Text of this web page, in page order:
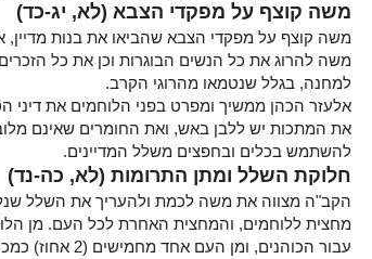
משה קוצף על מפקדי הצבא (לא, יג-כד)
משה קוצף על מפקדי הצבא שהביאו את בנות מדיין,
משה להרוג את כל הנשים הבוגרות וכן את כל
למחנה, בגלל שנטמאו מהרוגי הקרב.
אלעזר הכהן ממשיך ומפרט בפני הלוחמים את דיני
את המתכות יש ללבן באש, ואת החומרים שאינם
להשתמש בכלים ובחפצים משלל המדיינים.
חלוקת השלל ומתן התרומות (לא, כה-נד)
הקב"ה מצווה את משה לכמת ולהעריך את השלל
עבור הכוהנים, ומן העם אחד מחמישים (2 אחוז) כמכס ללויים.